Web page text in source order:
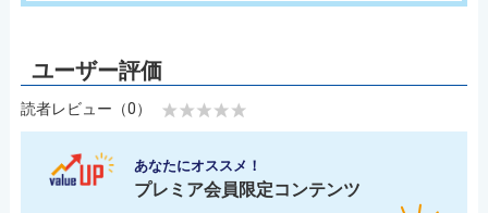
読者レビュー（0）
あなたにオススメ！
プレミア会員限定コンテンツ